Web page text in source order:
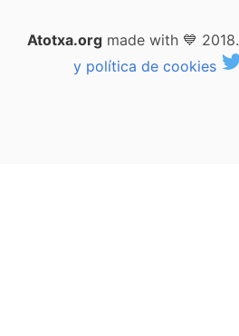
Atotxa.orgmade with 💙 2018.
y política de cookies